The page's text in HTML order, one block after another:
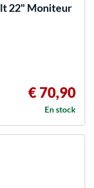
22" Moniteur
€ 70,90
En stock